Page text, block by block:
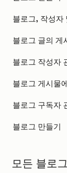
블로그, 작성자
블로그 글의 게
블로그 작성자
블로그 게시물
블로그 구독자
블로그 만들기
모든 블로